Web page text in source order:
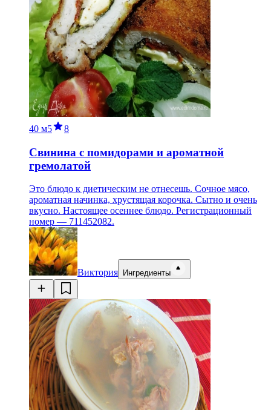
40 м5 8
Свинина с помидорами и ароматной
гремолатой
Это блюдо к диетическим не отнесешь. Сочное мясо,
ароматная начинка, хрустящая корочка. Сытно и очень
вкусно. Настоящее осеннее блюдо. Регистрационный
номер — 711452082.
Виктория Ингредиенты